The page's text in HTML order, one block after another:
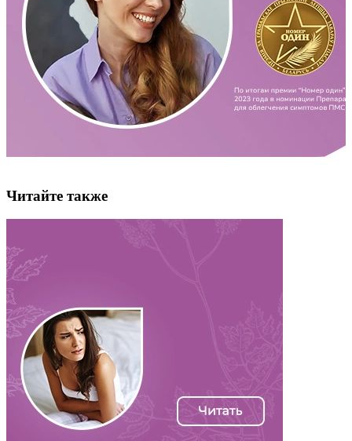
Читайте также